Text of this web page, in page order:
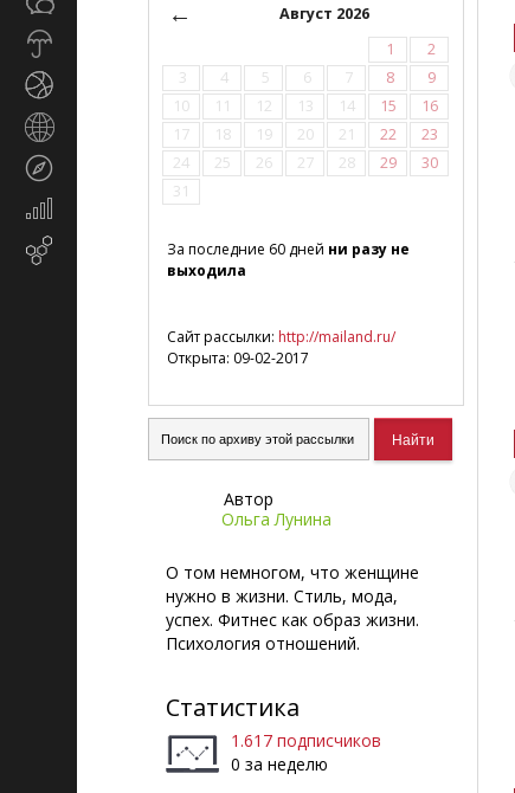
Экономика
маркетинг
←
Август 2026
1
2
3
4 5 6 7 8
9
10
11 12 13 14 15
16
17
18 19 20 21 22
23
24
25 26 27 28 29
30
31
За последние 60 дней ни разу не
выходила
Сайт рассылки: http://mailand.ru/
Открыта: 09-02-2017
Автор
Ольга Лунина
О том немногом, что женщине
нужно в жизни. Стиль, мода,
успех. Фитнес как образ жизни.
Психология отношений.
Статистика
1.617 подписчиков
0 за неделю